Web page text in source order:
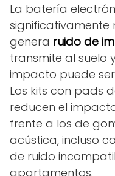
La batería
significativamente
genera ruido de
transmite al suelo
impacto puede
Los kits con pads
reducen el
frente a los de
acústica, incluso
de ruido
apartamentos.